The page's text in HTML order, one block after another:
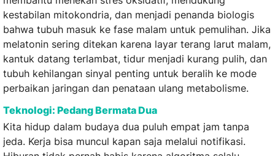
kestabilan mitokondria, dan menjadi penanda biologis
bahwa tubuh masuk ke fase malam untuk pemulihan. Jika
melatonin sering ditekan karena layar terang larut malam,
kantuk datang terlambat, tidur menjadi kurang pulih, dan
tubuh kehilangan sinyal penting untuk beralih ke mode
perbaikan jaringan dan penataan ulang metabolisme.
Teknologi: Pedang Bermata Dua
Kita hidup dalam budaya dua puluh empat jam tanpa
jeda. Kerja bisa muncul kapan saja melalui notifikasi.